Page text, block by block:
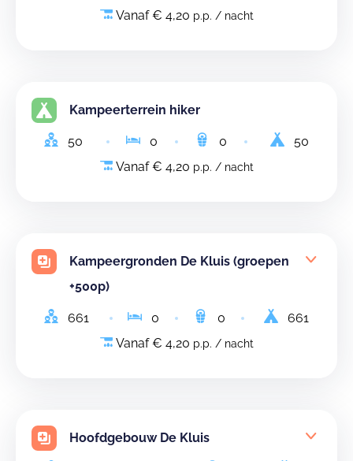
Vanaf € 4,20 p.p. / nacht
Kampeerterrein hiker
50 0 0
50
Vanaf € 4,20 p.p. / nacht
Kampeergronden De Kluis (groepen
+500p)
661 0 0
661
Vanaf € 4,20 p.p. / nacht
Hoofdgebouw De Kluis